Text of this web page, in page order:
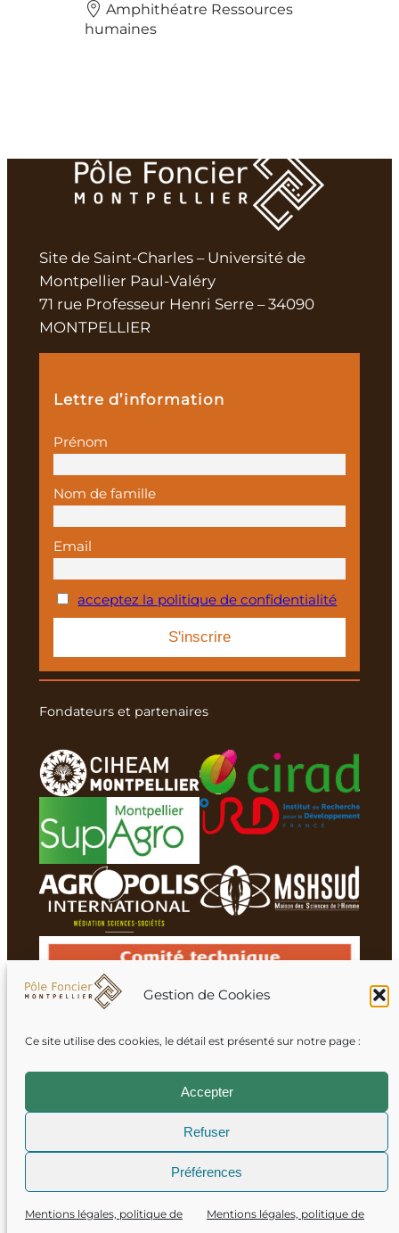
Gestion de Cookies
Ce site utilise des cookies, le détail est présenté sur notre page :
Accepter
Refuser
Préférences
Mentions légales, politique de
Mentions légales, politique de
Amphithéatre Ressources
humaines
Site de Saint-Charles – Université de
Montpellier Paul-Valéry
71 rue Professeur Henri Serre – 34090
MONTPELLIER
Lettre d’information
Prénom
Nom de famille
Email
acceptez la politique de confidentialité
Fondateurs et partenaires
Membres du réseau
Crédits